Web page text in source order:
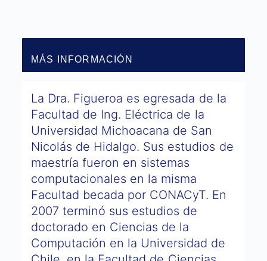
MÁS INFORMACIÓN
La Dra. Figueroa es egresada de la
Facultad de Ing. Eléctrica de la
Universidad Michoacana de San
Nicolás de Hidalgo. Sus estudios de
maestría fueron en sistemas
computacionales en la misma
Facultad becada por CONACyT. En
2007 terminó sus estudios de
doctorado en Ciencias de la
Computación en la Universidad de